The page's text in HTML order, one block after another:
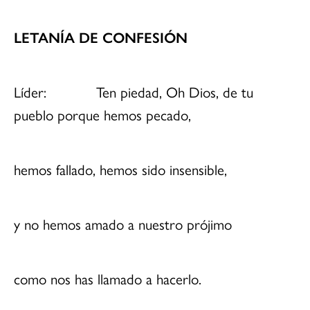
LETANÍA DE CONFESIÓN
Líder: Ten piedad, Oh Dios, de tu
pueblo porque hemos pecado,
hemos fallado, hemos sido insensible,
y no hemos amado a nuestro prójimo
como nos has llamado a hacerlo.